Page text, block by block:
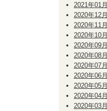
2021年01月
2020年12月
2020年11月
2020年10月
2020年09月
2020年08月
2020年07月
2020年06月
2020年05月
2020年04月
2020年03月